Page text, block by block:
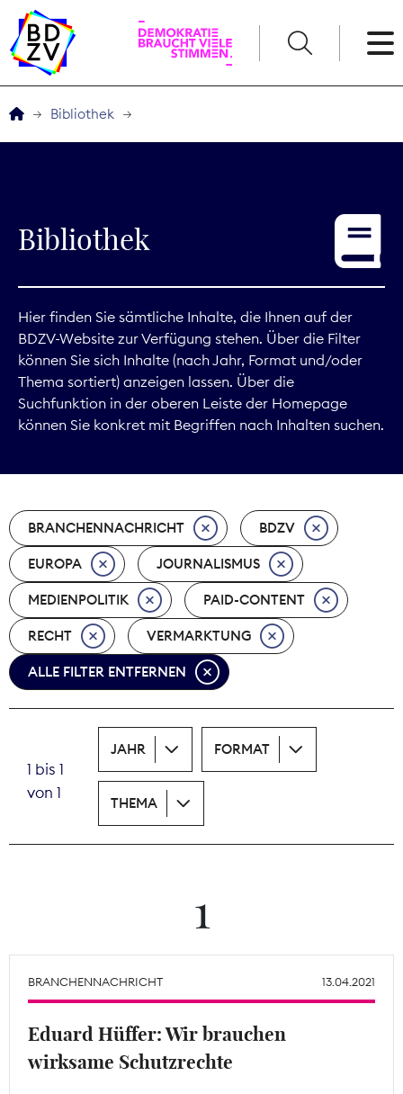
Service
Digitales
Kommunikation
Marktdaten
Nachhaltigkeit
Nachwuchs
Nova Award
Pressefreiheit
Print
Recht
Tarifpolitik
Theodor-Wolff-Preis
Mitgliederbereich
Bibliothek
Bibliothek
Hier finden Sie sämtliche Inhalte, die Ihnen auf der
BDZV-Website zur Verfügung stehen. Über die Filter
können Sie sich Inhalte (nach Jahr, Format und/oder
Thema sortiert) anzeigen lassen. Über die
Suchfunktion in der oberen Leiste der Homepage
können Sie konkret mit Begriffen nach Inhalten suchen.
BRANCHENNACHRICHT BDZV
EUROPA JOURNALISMUS
MEDIENPOLITIK PAID-CONTENT
RECHT VERMARKTUNG
ALLE FILTER ENTFERNEN
1 bis 1
von 1
JAHR FORMAT
THEMA
1
BRANCHENNACHRICHT 13.04.2021
Eduard Hüffer: Wir brauchen
wirksame Schutzrechte